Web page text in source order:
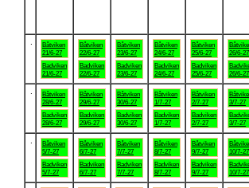
Båtviken
21/6-27
Badviken
21/6-27
Båtviken
22/6-27
Badviken
22/6-27
Båtviken
23/6-27
Badviken
23/6-27
Båtviken
24/6-27
Badviken
24/6-27
Båtviken
25/6-27
Badviken
25/6-27
26/6-27
26/6-27
Båtviken
28/6-27
Badviken
28/6-27
Båtviken
29/6-27
Badviken
29/6-27
Båtviken
30/6-27
Badviken
30/6-27
Båtviken
1/7-27
Badviken
1/7-27
Båtviken
2/7-27
Badviken
2/7-27
3/7-27
3/7-27
Båtviken
5/7-27
Badviken
5/7-27
Båtviken
6/7-27
Badviken
6/7-27
Båtviken
7/7-27
Badviken
7/7-27
Båtviken
8/7-27
Badviken
8/7-27
Båtviken
9/7-27
Badviken
9/7-27
10/7-27
10/7-27